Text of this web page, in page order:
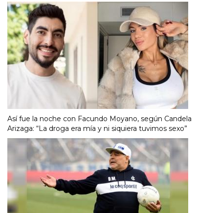
Así fue la noche con Facundo Moyano, según Candela
Arizaga: “La droga era mía y ni siquiera tuvimos sexo”